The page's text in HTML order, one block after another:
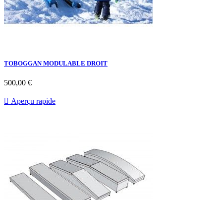
TOBOGGAN MODULABLE DROIT
Prix
500,00 €
 Aperçu rapide